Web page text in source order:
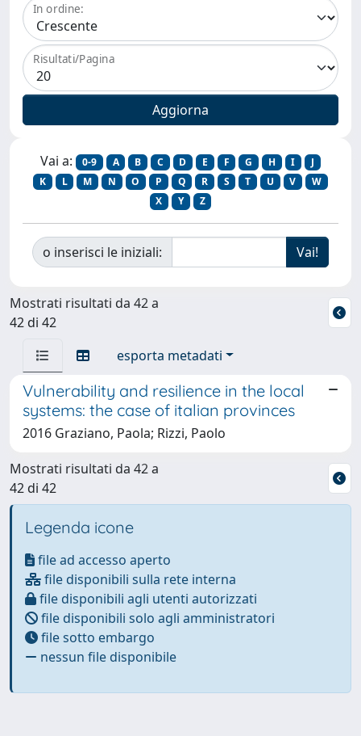
In ordine:
Risultati/Pagina
Vai a: 0-9 A B C D E F G H I
J
K
L M N O P Q R S T U V
W
X
Y Z
o inserisci le iniziali:
Mostrati risultati da 42 a
42 di 42
esporta metadati
Vulnerability and resilience in the local
systems: the case of italian provinces
2016 Graziano, Paola; Rizzi, Paolo
Mostrati risultati da 42 a
42 di 42
Legenda icone
file ad accesso aperto
file disponibili sulla rete interna
file disponibili agli utenti autorizzati
file disponibili solo agli amministratori
file sotto embargo
nessun file disponibile